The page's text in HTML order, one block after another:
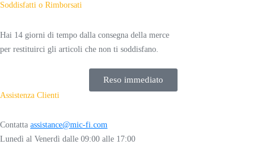
Soddisfatti o Rimborsati
Hai 14 giorni di tempo dalla consegna della merce
per restituirci gli articoli che non ti soddisfano.
Reso immediato
Assistenza Clienti
Contatta assistance@mic-fi.com
Lunedì al Venerdì dalle 09:00 alle 17:00